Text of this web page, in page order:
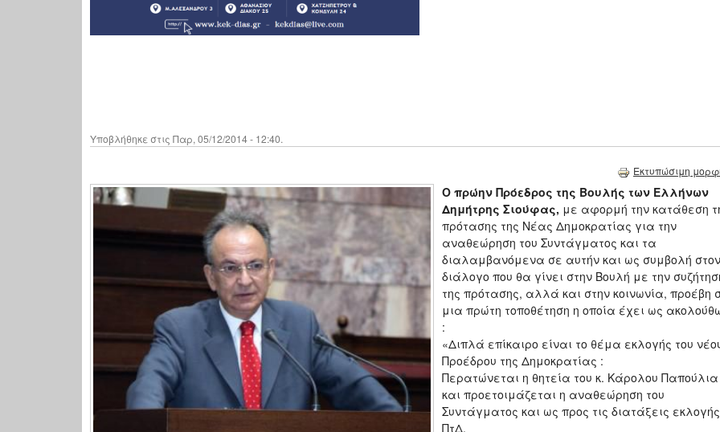
Υποβλήθηκε στις Παρ, 05/12/2014 - 12:40.
Εκτυπώσιμη
Ο πρώην Πρόεδρος της Βουλής των Ελλήνων
Δημήτρης Σιούφας, με αφορμή την κατάθεση
πρότασης της Νέας Δημοκρατίας για την
αναθεώρηση του Συντάγματος και τα
διαλαμβανόμενα σε αυτήν και ως συμβολή στον
διάλογο που θα γίνει στην Βουλή με την
της πρότασης, αλλά και στην κοινωνία, προέβη
μια πρώτη τοποθέτηση η οποία έχει ως
:
«Διπλά επίκαιρο είναι το θέμα εκλογής του
Προέδρου της Δημοκρατίας :
Περατώνεται η θητεία του κ. Κάρολου Παπούλια
και προετοιμάζεται η αναθεώρηση του
Συντάγματος και ως προς τις διατάξεις εκλογής
ΠτΔ.